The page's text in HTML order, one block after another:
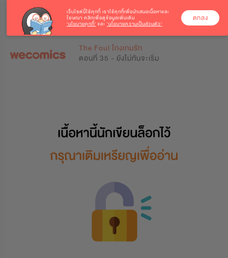
The Foul โกงเกมรัก
ตอนที่ 35 - ยังไม่ทันจะเริ่ม
เว็บไซต์นี้ใช้คุกกี้ เราใช้คุกกี้เพื่อนำเสนอเนื้อหาและ
โฆษณา คลิกเพื่อดูข้อมูลเพิ่มเติม
‘นโยบายคุกกี้’ และ ‘นโยบายความเป็นส่วนตัว’
ตกลง